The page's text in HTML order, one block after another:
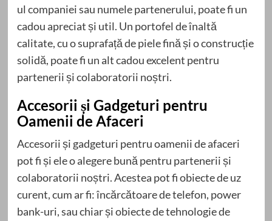
ul companiei sau numele partenerului, poate fi un
cadou apreciat și util. Un portofel de înaltă
calitate, cu o suprafață de piele fină și o construcție
solidă, poate fi un alt cadou excelent pentru
partenerii și colaboratorii noștri.
Accesorii și Gadgeturi pentru
Oamenii de Afaceri
Accesorii și gadgeturi pentru oamenii de afaceri
pot fi și ele o alegere bună pentru partenerii și
colaboratorii noștri. Acestea pot fi obiecte de uz
curent, cum ar fi: încărcătoare de telefon, power
bank-uri, sau chiar și obiecte de tehnologie de